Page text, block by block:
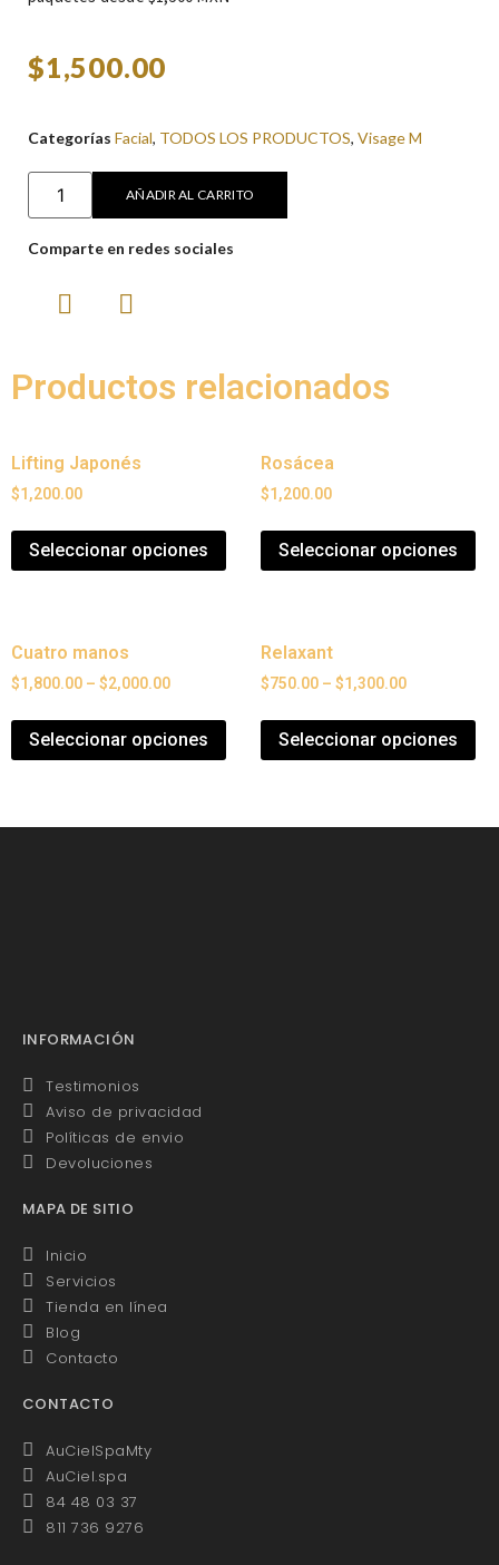
$1,500.00
Categorías Facial, TODOS LOS PRODUCTOS, Visage M
AÑADIR AL CARRITO
Comparte en redes sociales
Productos relacionados
Lifting Japonés
$1,200.00
Seleccionar opciones
Rosácea
$1,200.00
Seleccionar opciones
Cuatro manos
$1,800.00 – $2,000.00
Seleccionar opciones
Relaxant
$750.00 – $1,300.00
Seleccionar opciones
INFORMACIÓN
Testimonios
Aviso de privacidad
Políticas de envio
Devoluciones
MAPA DE SITIO
Inicio
Servicios
Tienda en línea
Blog
Contacto
CONTACTO
AuCielSpaMty
AuCiel.spa
84 48 03 37
811 736 9276